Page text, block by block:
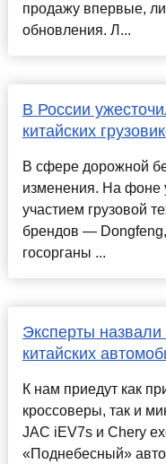
продажу впервые,
обновления. Л...
В России
китайских
В сфере дорожной
изменения. На фоне
участием грузовой
брендов —
госорганы ...
Эксперты
китайских
К нам приедут как
кроссоверы, так и
JAC iEV7s и Chery
«Поднебесный»